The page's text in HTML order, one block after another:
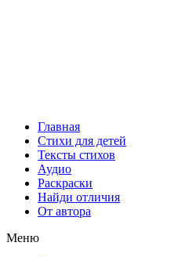
Главная
Стихи для детей
Тексты стихов
Аудио
Раскраски
Найди отличия
От автора
Меню